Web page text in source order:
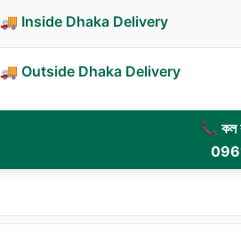
🚚 Inside Dhaka Delivery
🚚 Outside Dhaka Delivery
📞 কল